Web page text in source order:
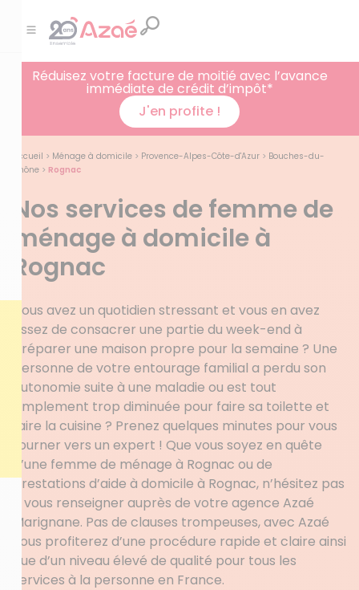
Réduisez votre facture de moitié avec l’avance
immédiate de crédit d’impôt*
J'en profite !
Accueil > Ménage à domicile > Provence-Alpes-Côte-d'Azur > Bouches-du-
Rhône > Rognac
Nos services de femme de
ménage à domicile à
Rognac
Vous avez un quotidien stressant et vous en avez
assez de consacrer une partie du week-end à
préparer une maison propre pour la semaine ? Une
personne de votre entourage familial a perdu son
autonomie suite à une maladie ou est tout
simplement trop diminuée pour faire sa toilette et
faire la cuisine ? Prenez quelques minutes pour vous
tourner vers un expert ! Que vous soyez en quête
d’une femme de ménage à Rognac ou de
prestations d’aide à domicile à Rognac, n’hésitez pas
à vous renseigner auprès de votre agence Azaé
Marignane. Pas de clauses trompeuses, avec Azaé
vous profiterez d’une procédure rapide et claire ainsi
que d’un niveau élevé de qualité pour tous les
services à la personne en France.